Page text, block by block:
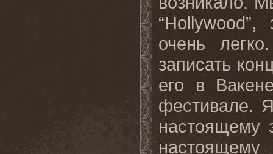
очень
записать
его в
фестивале.
настоящему